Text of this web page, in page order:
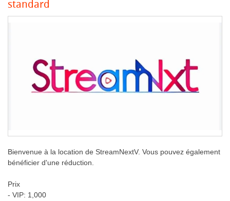
standard
Bienvenue à la location de StreamNextV. Vous pouvez également
bénéficier d'une réduction.
Prix
- VIP: 1,000